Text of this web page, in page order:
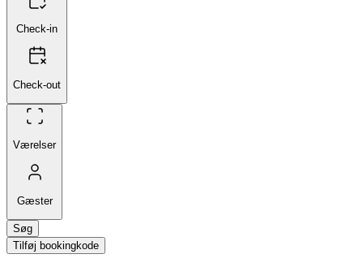
Check-in
Check-out
Værelser
Gæster
Søg
Tilføj bookingkode